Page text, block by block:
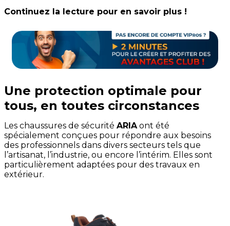
Continuez la lecture pour en savoir plus !
Une protection optimale pour
tous, en toutes circonstances
Les chaussures de sécurité ARIAont été
spécialement conçues pour répondre aux besoins
des professionnels dans divers secteurs tels que
l’artisanat, l’industrie, ou encore l’intérim. Elles sont
particulièrement adaptées pour des travaux en
extérieur.